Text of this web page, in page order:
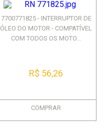
7700771825 - INTERRUPTOR DE
ÓLEO DO MOTOR - COMPATÍVEL
COM TODOS OS MOTO...
R$ 56,26
COMPRAR